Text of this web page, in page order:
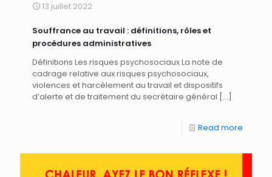
13 juillet 2022
Souffrance au travail : définitions, rôles et
procédures administratives
Définitions Les risques psychosociaux La note de
cadrage relative aux risques psychosociaux,
violences et harcèlement au travail et dispositifs
d’alerte et de traitement du secrétaire général […]
Read more